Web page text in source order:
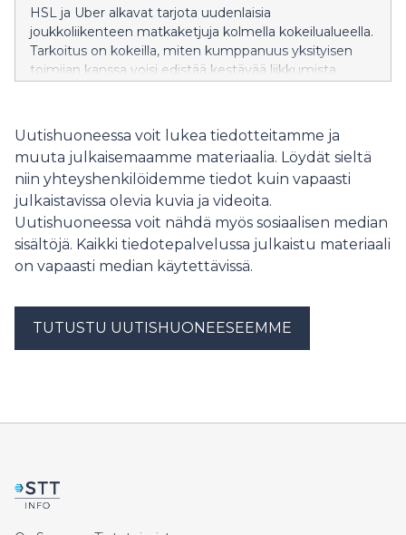
HSL ja Uber alkavat tarjota uudenlaisia
joukkoliikenteen matkaketjuja kolmella kokeilualueella.
Tarkoitus on kokeilla, miten kumppanuus yksityisen
toimijan kanssa voisi edistää kestävää liikkumista
Uutishuoneessa voit lukea tiedotteitamme ja
muuta julkaisemaamme materiaalia. Löydät sieltä
niin yhteyshenkilöidemme tiedot kuin vapaasti
julkaistavissa olevia kuvia ja videoita.
Uutishuoneessa voit nähdä myös sosiaalisen median
sisältöjä. Kaikki tiedotepalvelussa julkaistu materiaali
on vapaasti median käytettävissä.
TUTUSTU UUTISHUONEESEEMME